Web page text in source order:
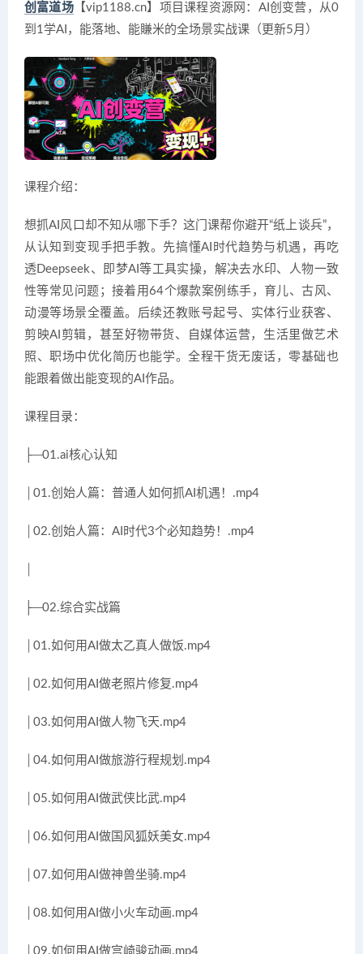
创富道场【vip1188.cn】项目课程资源网：AI创变营，从0
到1学AI，能落地、能賺米的全场景实战课（更新5月）
课程介绍：
想抓AI风口却不知从哪下手？这门课帮你避开“纸上谈兵”，
从认知到变现手把手教。先搞懂AI时代趋势与机遇，再吃
透Deepseek、即梦AI等工具实操，解决去水印、人物一致
性等常见问题；接着用64个爆款案例练手，育儿、古风、
动漫等场景全覆盖。后续还教账号起号、实体行业获客、
剪映AI剪辑，甚至好物带货、自媒体运营，生活里做艺术
照、职场中优化简历也能学。全程干货无废话，零基础也
能跟着做出能变现的AI作品。
课程目录：
├─01.ai核心认知
│01.创始人篇：普通人如何抓AI机遇！.mp4
│02.创始人篇：AI时代3个必知趋势！.mp4
├─02.综合实战篇
│01.如何用AI做太乙真人做饭.mp4
│02.如何用AI做老照片修复.mp4
│03.如何用AI做人物飞天.mp4
│04.如何用AI做旅游行程规划.mp4
│05.如何用AI做武侠比武.mp4
│06.如何用AI做国风狐妖美女.mp4
│07.如何用AI做神兽坐骑.mp4
│08.如何用AI做小火车动画.mp4
│09.如何用AI做宫崎骏动画.mp4